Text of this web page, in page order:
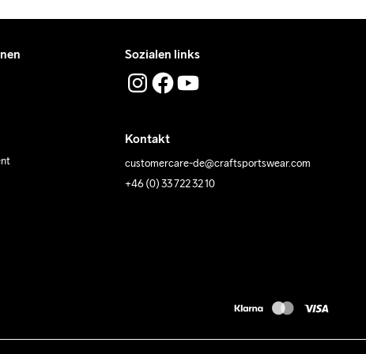
Sozialen links
Kontakt
customercare-de@craftsportswear.com
+46 (0) 33 722 32 10